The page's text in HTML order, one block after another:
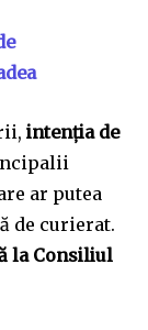
intenția de
ar putea
de curierat.
la Consiliul